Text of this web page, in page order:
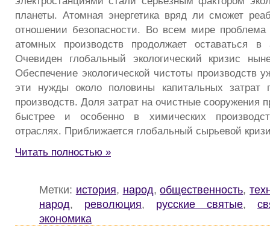
планеты. Атомная энергетика вряд ли сможет
отношении безопасности. Во всем мире проблема
атомных производств продолжает оставаться в
Очевиден глобальный экологический кризис
Обеспечение экологической чистоты производств
эти нужды около половины капитальных затрат
производств. Доля затрат на очистные сооружения
быстрее и особенно в химических
отраслях. Приближается глобальный сырьевой
Читать полностью »
Метки: история, народ,общественность,
народ, революция, русские святые,
экономика